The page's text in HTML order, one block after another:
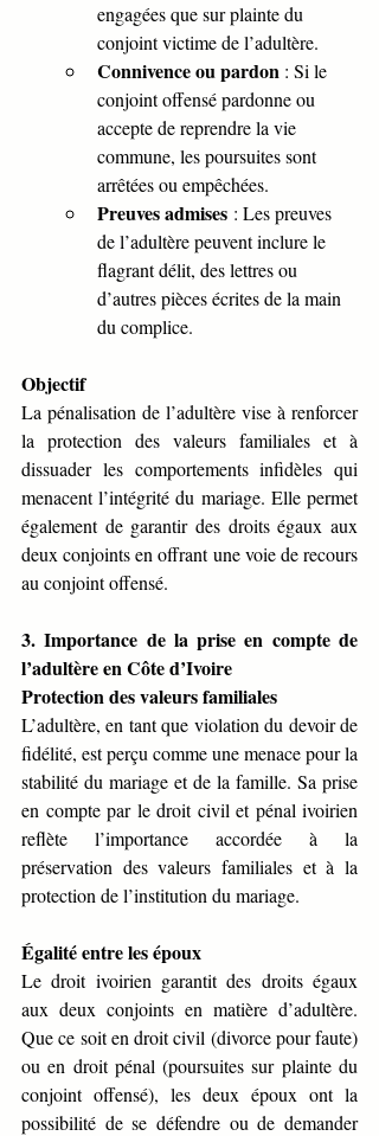
engagées que sur plainte du
conjoint victime de l’adultère.
Connivence ou pardon : Si le
conjoint offensé pardonne ou
accepte de reprendre la vie
commune, les poursuites sont
arrêtées ou empêchées.
Preuves admises : Les preuves
de l’adultère peuvent inclure le
flagrant délit, des lettres ou
d’autres pièces écrites de la main
du complice.
Objectif
La pénalisation de l’adultère vise à renforcer
la protection des valeurs familiales et à
dissuader les comportements infidèles qui
menacent l’intégrité du mariage. Elle permet
également de garantir des droits égaux aux
deux conjoints en offrant une voie de recours
au conjoint offensé.
3. Importance de la prise en compte de
l’adultère en Côte d’Ivoire
Protection des valeurs familiales
L’adultère, en tant que violation du devoir de
fidélité, est perçu comme une menace pour la
stabilité du mariage et de la famille. Sa prise
en compte par le droit civil et pénal ivoirien
reflète l’importance accordée à la
préservation des valeurs familiales et à la
protection de l’institution du mariage.
Égalité entre les époux
Le droit ivoirien garantit des droits égaux
aux deux conjoints en matière d’adultère.
Que ce soit en droit civil (divorce pour faute)
ou en droit pénal (poursuites sur plainte du
conjoint offensé), les deux époux ont la
possibilité de se défendre ou de demander